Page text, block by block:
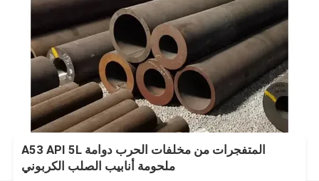
A53 API 5L المتفجرات من مخلفات الحرب دوامة
ملحومة أنابيب الصلب الكربوني